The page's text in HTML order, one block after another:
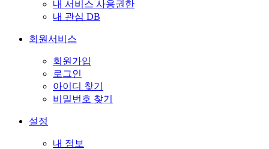
내 서비스 사용권한
내 관심 DB
회원서비스
회원가입
로그인
아이디 찾기
비밀번호 찾기
설정
내 정보